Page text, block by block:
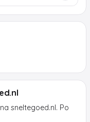
sneltegoed.nl. Po